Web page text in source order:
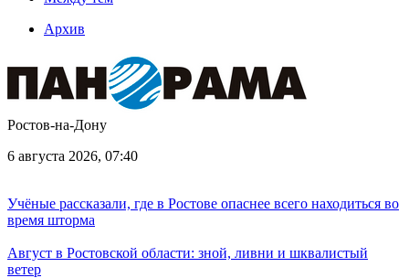
Архив
Ростов-на-Дону
6 августа 2026, 07:40
Учёные рассказали, где в Ростове опаснее всего находиться во
время шторма
Август в Ростовской области: зной, ливни и шквалистый
ветер